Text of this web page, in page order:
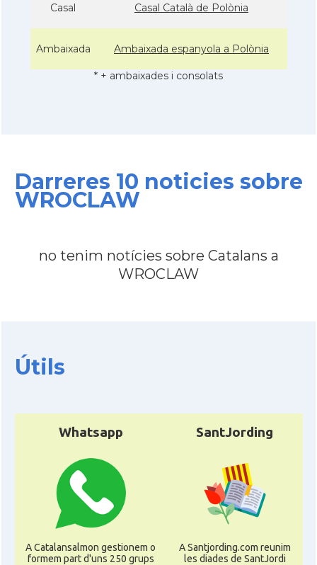
Casal Casal Català de Polònia
Ambaixada Ambaixada espanyola a Polònia
* + ambaixades i consolats
Darreres 10 noticies sobre
WROCLAW
no tenim notícies sobre Catalans a
WROCLAW
Útils
Whatsapp
A Catalansalmon gestionem o
formem part d'uns 250 grups
SantJording
A Santjording.com reunim
les diades de SantJordi